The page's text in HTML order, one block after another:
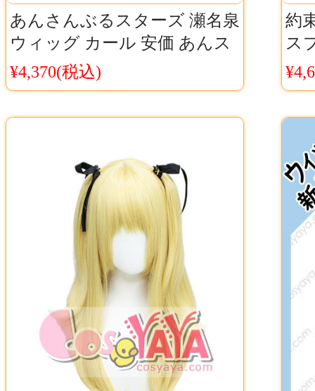
あんさんぶるスターズ 瀬名泉
ウィッグ カール 安価 あんス
タ ナイツ 泉 コスプレウィッ
グ
¥4,370(税込)
約
ス
チ
ウ